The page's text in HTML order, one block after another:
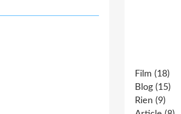
Film (18)
Blog (15)
Rien (9)